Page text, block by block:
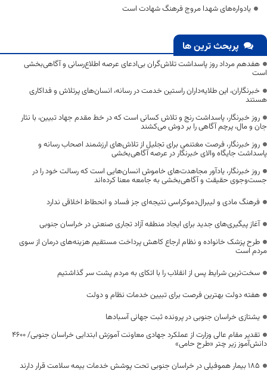
یادواره‌های شهدا مروج فرهنگ شهادت است
پربحث ترین ها
هفدهم مرداد روز پاسداشت تلاش‌گران بی‌ادعای عرصه اطلاع‌رسانی و آگاهی‌بخشی
است
خبرنگاران، این طلایه‌داران راستین خدمت در رسانه، انسان‌های پرتلاش و فداکاری
هستند
روز خبرنگار، پاسداشت رنج و تلاش کسانی است که در خط مقدم جهاد تبیین، با نثار
جان و مال، پرچم آگاهی را بر دوش می‌کشند
روز خبرنگار، فرصت مغتنمی برای تجلیل از تلاش‌های ارزشمند اصحاب رسانه و
پاسداشت جایگاه والای خبرنگار در عرصه آگاهی‌بخشی
روز خبرنگار، یادآور مجاهدت‌های خاموش انسان‌هایی است که رسالت خود را در
جست‌وجوی حقیقت و آگاهی‌بخشی به جامعه معنا کرده‌اند
فرهنگ مادی و لیبرال‌دموکراسی نتیجه‌ای جز فساد و انحطاط اخلاقی ندارد
آغاز پیگیری‌های جدید برای ایجاد منطقه آزاد تجاری صنعتی در خراسان جنوبی
طرح پزشک خانواده و نظام ارجاع کاهش پرداخت مستقیم هزینه‌های درمان از سوی
مردم است
سخت‌ترین شرایط پس از انقلاب را با اتکای به مردم پشت سر گذاشتیم
هفته دولت بهترین فرصت برای تبیین خدمات نظام و دولت
یشتازی خراسان جنوبی در پرونده ثبت جهانی آسبادها
تقدیر مقام عالی وزارت از عملکرد جهادی معاونت آموزش ابتدایی خراسان جنوبی/ ۴۶۰۰
دانش‌آموز زیر چتر «طرح حامی»
۱۸۵ بیمار هموفیلی در خراسان جنوبی تحت پوشش خدمات بیمه سلامت قرار دارند